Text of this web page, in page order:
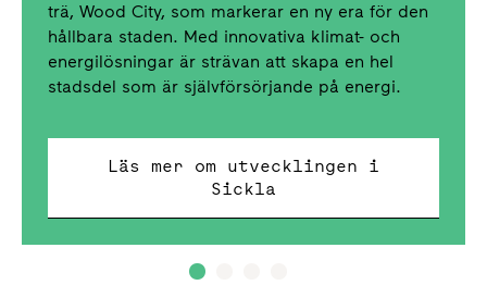
trä, Wood City, som markerar en ny era för den
hållbara staden. Med innovativa klimat- och
energilösningar är strävan att skapa en hel
stadsdel som är självförsörjande på energi.
Läs mer om utvecklingen i
Sickla